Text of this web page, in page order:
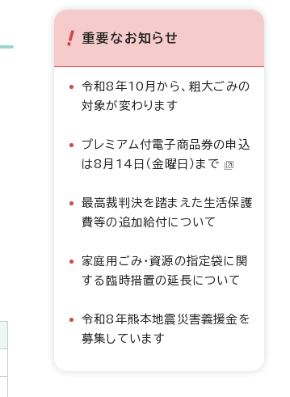
重要なお知らせ
令和8年10月から、粗大ごみの
対象が変わります
プレミアム付電子商品券の申込
は8月14日（金曜日）まで
最高裁判決を踏まえた生活保護
費等の追加給付について
家庭用ごみ・資源の指定袋に関
する臨時措置の延長について
令和8年熊本地震災害義援金を
募集しています